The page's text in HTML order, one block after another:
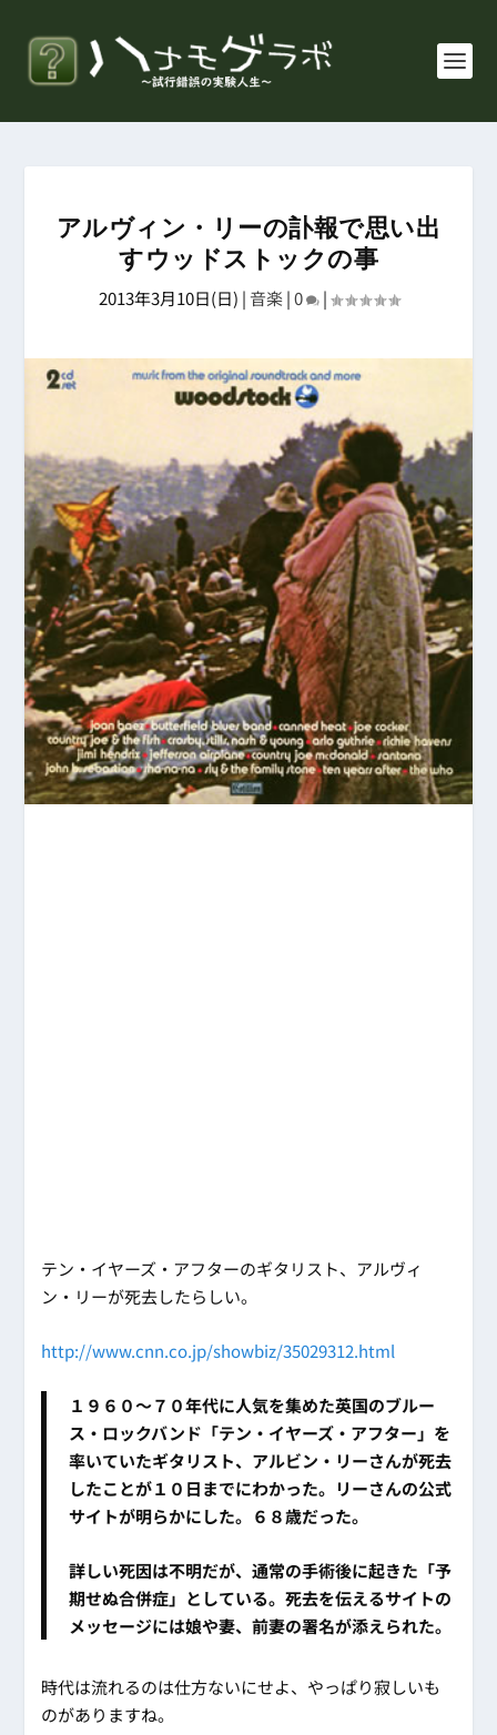
アルヴィン・リーの訃報で思い出
すウッドストックの事
2013年3月10日(日) | 音楽|0 |
テン・イヤーズ・アフターのギタリスト、アルヴィ
ン・リーが死去したらしい。
http://www.cnn.co.jp/showbiz/35029312.html
１９６０～７０年代に人気を集めた英国のブルー
ス・ロックバンド「テン・イヤーズ・アフター」を
率いていたギタリスト、アルビン・リーさんが死去
したことが１０日までにわかった。リーさんの公式
サイトが明らかにした。６８歳だった。
詳しい死因は不明だが、通常の手術後に起きた「予
期せぬ合併症」としている。死去を伝えるサイトの
メッセージには娘や妻、前妻の署名が添えられた。
時代は流れるのは仕方ないにせよ、やっぱり寂しいも
のがありますね。